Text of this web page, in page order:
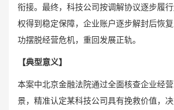
衔接。最终，科技公司按调解协议逐步履
权得到稳定保障，企业账户逐步解封后恢
功摆脱经营危机，重回发展正轨。
【典型意义】
本案中北京金融法院通过全面核查企业经
景，精准认定某科技公司具有挽救价值，